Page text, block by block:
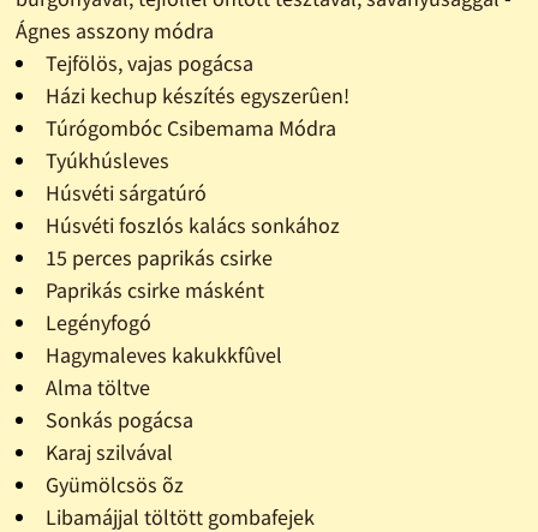
Ágnes asszony módra
Tejfölös, vajas pogácsa
Házi kechup készítés egyszerûen!
Túrógombóc Csibemama Módra
Tyúkhúsleves
Húsvéti sárgatúró
Húsvéti foszlós kalács sonkához
15 perces paprikás csirke
Paprikás csirke másként
Legényfogó
Hagymaleves kakukkfûvel
Alma töltve
Sonkás pogácsa
Karaj szilvával
Gyümölcsös õz
Libamájjal töltött gombafejek